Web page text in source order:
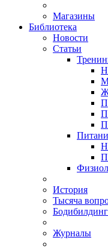
Магазины
Библиотека
Новости
Статьи
История
Тысяча
Журналы